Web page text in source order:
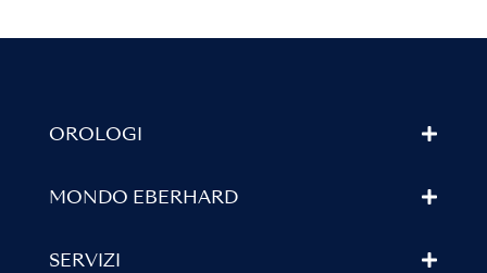
OROLOGI
MONDO EBERHARD
SERVIZI